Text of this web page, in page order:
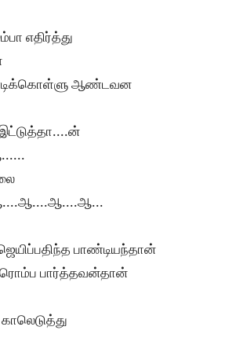
எதிர்த்து
ஆண்டவன
பாண்டியந்தான்
ரொம்ப பார்த்தவன்தான்